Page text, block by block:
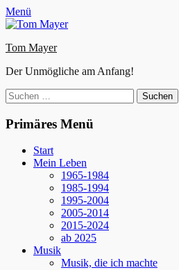
Zum
Inhalt
Facebook
E-
Mail
Instagram
Website
Menü
Tom Mayer
Der Unmögliche am Anfang!
Suche
nach:
Primäres Menü
Start
Mein Leben
1965-1984
1985-1994
1995-2004
2005-2014
2015-2024
ab 2025
Musik
Musik, die ich machte